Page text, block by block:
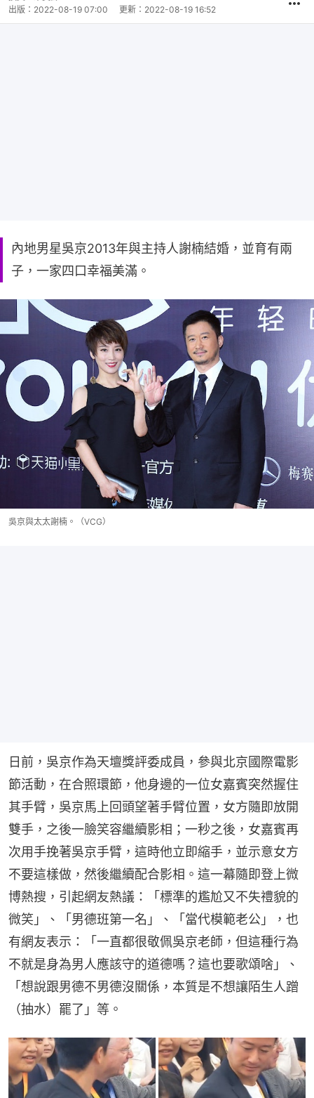
出版： 2022-08-19 07:00 更新： 2022-08-19 16:52
內地男星吳京2013年與主持人謝楠結婚，並育有兩
子，一家四口幸福美滿。
吳京與太太謝楠。（VCG）
日前，吳京作為天壇獎評委成員，參與北京國際電影
節活動，在合照環節，他身邊的一位女嘉賓突然握住
其手臂，吳京馬上回頭望著手臂位置，女方隨即放開
雙手，之後一臉笑容繼續影相；一秒之後，女嘉賓再
次用手挽著吳京手臂，這時他立即縮手，並示意女方
不要這樣做，然後繼續配合影相。這一幕隨即登上微
博熱搜，引起網友熱議：「標準的尷尬又不失禮貌的
微笑」、「男德班第一名」、「當代模範老公」，也
有網友表示：「一直都很敬佩吳京老師，但這種行為
不就是身為男人應該守的道德嗎？這也要歌頌啥」、
「想說跟男德不男德沒關係，本質是不想讓陌生人蹭
（抽水）罷了」等。